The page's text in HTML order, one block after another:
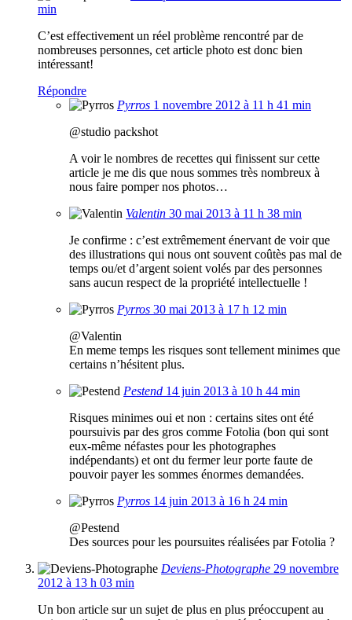
min
C’est effectivement un réel problème rencontré par de
nombreuses personnes, cet article photo est donc bien
intéressant!
Répondre
Pyrros 1 novembre 2012 à 11 h 41 min
@studio packshot
A voir le nombres de recettes qui finissent sur cette
article je me dis que nous sommes très nombreux à
nous faire pomper nos photos…
Valentin 30 mai 2013 à 11 h 38 min
Je confirme : c’est extrêmement énervant de voir que
des illustrations qui nous ont souvent coûtès pas mal de
temps ou/et d’argent soient volés par des personnes
sans aucun respect de la propriété intellectuelle !
Pyrros 30 mai 2013 à 17 h 12 min
@Valentin
En meme temps les risques sont tellement minimes que
certains n’hésitent plus.
Pestend 14 juin 2013 à 10 h 44 min
Risques minimes oui et non : certains sites ont été
poursuivis par des gros comme Fotolia (bon qui sont
eux-même néfastes pour les photographes
indépendants) et ont du fermer leur porte faute de
pouvoir payer les sommes énormes demandées.
Pyrros 14 juin 2013 à 16 h 24 min
@Pestend
Des sources pour les poursuites réalisées par Fotolia ?
Deviens-Photographe 29 novembre
2012 à 13 h 03 min
Un bon article sur un sujet de plus en plus préoccupent au